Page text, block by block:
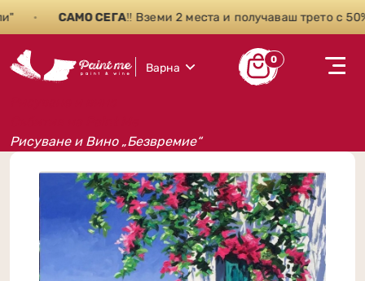
САМО СЕГА‼️ Вземи 2 места и получаваш трето с 50%
Варна
0
Рисуване и Вино „Безвремие“